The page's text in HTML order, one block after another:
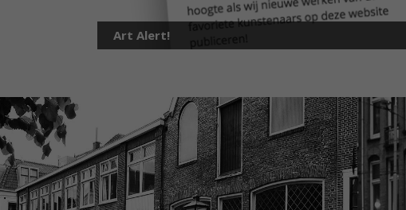
Art Alert!